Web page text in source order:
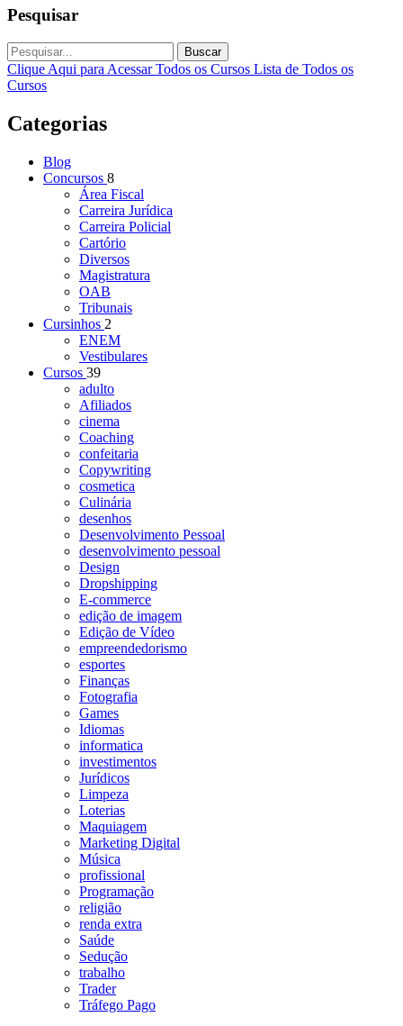
Pesquisar
Buscar
Clique Aqui para Acessar Todos os Cursos Lista de Todos os
Cursos
Categorias
Blog
Concursos 8
Área Fiscal
Carreira Jurídica
Carreira Policial
Cartório
Diversos
Magistratura
OAB
Tribunais
Cursinhos 2
ENEM
Vestibulares
Cursos 39
adulto
Afiliados
cinema
Coaching
confeitaria
Copywriting
cosmetica
Culinária
desenhos
Desenvolvimento Pessoal
desenvolvimento pessoal
Design
Dropshipping
E-commerce
edição de imagem
Edição de Vídeo
empreendedorismo
esportes
Finanças
Fotografia
Games
Idiomas
informatica
investimentos
Jurídicos
Limpeza
Loterias
Maquiagem
Marketing Digital
Música
profissional
Programação
religião
renda extra
Saúde
Sedução
trabalho
Trader
Tráfego Pago